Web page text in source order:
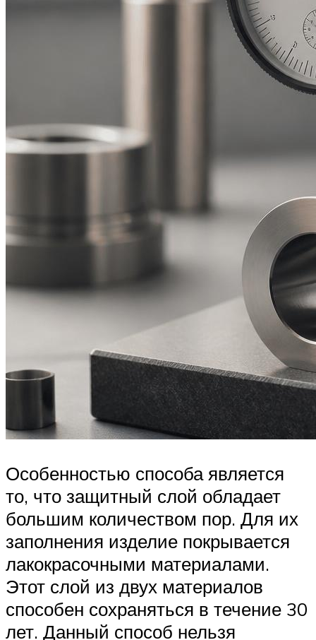
Особенностью способа является
то, что защитный слой обладает
большим количеством пор. Для их
заполнения изделие покрывается
лакокрасочными материалами.
Этот слой из двух материалов
способен сохраняться в течение 30
лет. Данный способ нельзя